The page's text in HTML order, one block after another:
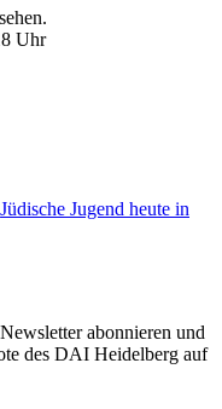
Uhr
Jüdische Jugend heute in
abonnieren und
des DAI Heidelberg auf